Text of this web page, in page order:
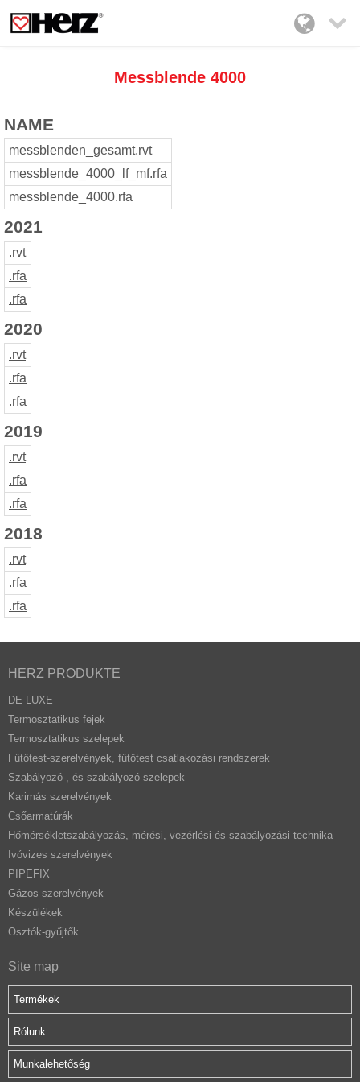

Messblende 4000
NAME
messblenden_gesamt.rvt
messblende_4000_lf_mf.rfa
messblende_4000.rfa
2021
.rvt
.rfa
.rfa
2020
.rvt
.rfa
.rfa
2019
.rvt
.rfa
.rfa
2018
.rvt
.rfa
.rfa
HERZ PRODUKTE
DE LUXE
Termosztatikus fejek
Termosztatikus szelepek
Fűtőtest-szerelvények, fűtőtest csatlakozási rendszerek
Szabályozó-, és szabályozó szelepek
Karimás szerelvények
Csőarmatúrák
Hőmérsékletszabályozás, mérési, vezérlési és szabályozási technika
Ivóvizes szerelvények
PIPEFIX
Gázos szerelvények
Készülékek
Osztók-gyűjtők
Site map
Termékek
Rólunk
Munkalehetőség